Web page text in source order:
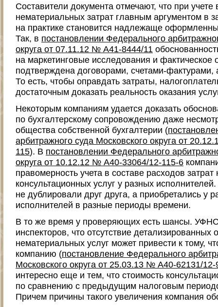
Составители документа отмечают, что при учете
нематериальных затрат главным аргументом в
на практике становится надлежаще
Так, в постановлении Федерального
округа от 07.11.12 № А41-8444/11
на маркетинговые исследования и фактическое
подтверждена договорами, счетами-фактурами,
То есть, чтобы оправдать затраты,
достаточным доказать реальность оказания
Некоторым компаниям удается доказать
по бухгалтерскому сопровождению даже
общества собственной бухгалтерии (
арбитражного суда Московского округа от
115). В постановлении Федерального
округа от 10.12.12 № А40-33064/12-115-6
правомерность учета в составе расходов
консультационных услуг у разных
не дублировали друг друга, а приобретались у
исполнителей в разные периоды времени.
В то же время у проверяющих есть шансы.
инспекторов, что отсутствие детализированных
нематериальных услуг может привести к тому,
компанию (постановление Федерального
Московского округа от 25.03.13 № А40-62131/12-
интересно еще и тем, что стоимость
по сравнению с предыдущим налоговым
Причем причины такого увеличения компания